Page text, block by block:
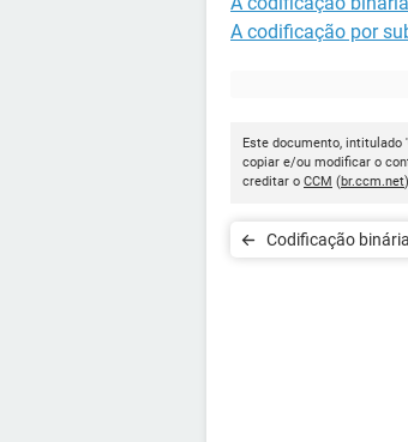
A codificação por
Este documento, intitulado
copiar e/ou modificar o
creditar o CCM (br.ccm.net
Codificação binária